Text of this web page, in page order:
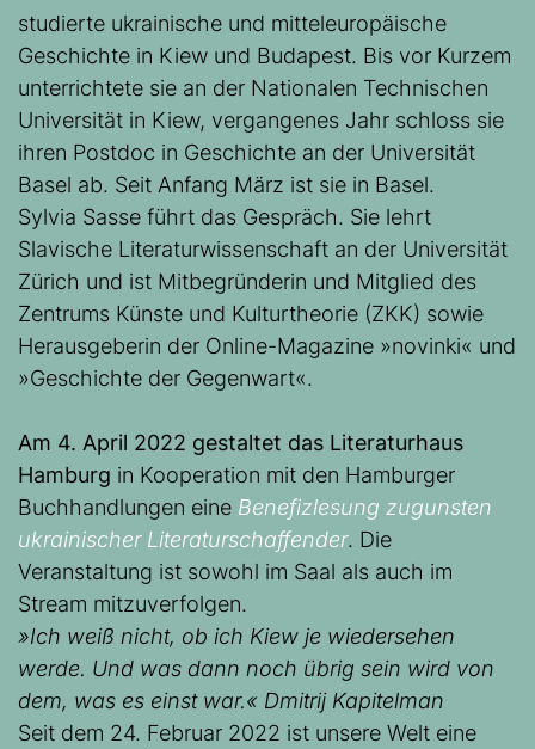
studierte ukrainische und mitteleuropäische
Geschichte in Kiew und Budapest. Bis vor Kurzem
unterrichtete sie an der Nationalen Technischen
Universität in Kiew, vergangenes Jahr schloss sie
ihren Postdoc in Geschichte an der Universität
Basel ab. Seit Anfang März ist sie in Basel.
Sylvia Sasse führt das Gespräch. Sie lehrt
Slavische Literaturwissenschaft an der Universität
Zürich und ist Mitbegründerin und Mitglied des
Zentrums Künste und Kulturtheorie (ZKK) sowie
Herausgeberin der Online-Magazine »novinki« und
»Geschichte der Gegenwart«.
Am 4. April 2022 gestaltet das Literaturhaus
Hamburg in Kooperation mit den Hamburger
Buchhandlungen eine Benefizlesung zugunsten
ukrainischer Literaturschaffender. Die
Veranstaltung ist sowohl im Saal als auch im
Stream mitzuverfolgen.
»Ich weiß nicht, ob ich Kiew je wiedersehen
werde. Und was dann noch übrig sein wird von
dem, was es einst war.« Dmitrij Kapitelman
Seit dem 24. Februar 2022 ist unsere Welt eine